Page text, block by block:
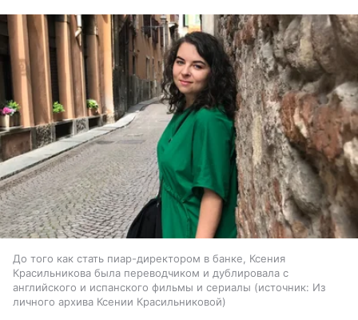
До того как стать пиар-директором в банке, Ксения
Красильникова была переводчиком и дублировала с
английского и испанского фильмы и сериалы
источник: Из
личного архива Ксении Красильниковой